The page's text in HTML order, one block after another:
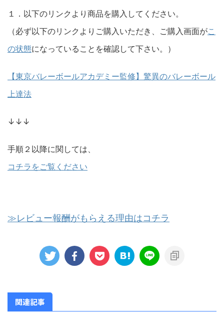
１．以下のリンクより商品を購入してください。
（必ず以下のリンクよりご購入いただき、ご購入画面がこ
の状態になっていることを確認して下さい。）
【東京バレーボールアカデミー監修】驚異のバレーボール
上達法
↓↓↓
手順２以降に関しては、
コチラをご覧ください
≫レビュー報酬がもらえる理由はコチラ
関連記事